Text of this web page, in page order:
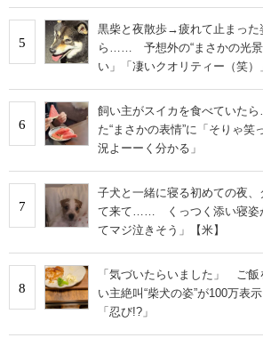
5
黒柴と夜散歩→疲れて止まった
ら…… 予想外の“まさかの光景
い」「凄いクオリティー（笑）
6
飼い主がスイカを食べてい
た“まさかの表情”に「そりゃ笑
況よーーく分かる」
7
子犬と一緒に寝る初めての夜
て来て…… くっつく添い寝姿
てマジ泣きそう」【米】
8
「気づいたらいました」 ご
い主絶叫“柴犬の姿”が100万表
「忍び!?」